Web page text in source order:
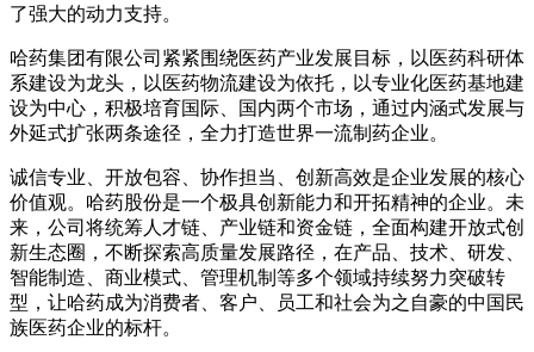
了强大的动力支持。
哈药集团有限公司紧紧围绕医药产业发展目标，以医药科研体
系建设为龙头，以医药物流建设为依托，以专业化医药基地建
设为中心，积极培育国际、国内两个市场，通过内涵式发展与
外延式扩张两条途径，全力打造世界一流制药企业。
诚信专业、开放包容、协作担当、创新高效是企业发展的核心
价值观。哈药股份是一个极具创新能力和开拓精神的企业。未
来，公司将统筹人才链、产业链和资金链，全面构建开放式创
新生态圈，不断探索高质量发展路径，在产品、技术、研发、
智能制造、商业模式、管理机制等多个领域持续努力突破转
型，让哈药成为消费者、客户、员工和社会为之自豪的中国民
族医药企业的标杆。